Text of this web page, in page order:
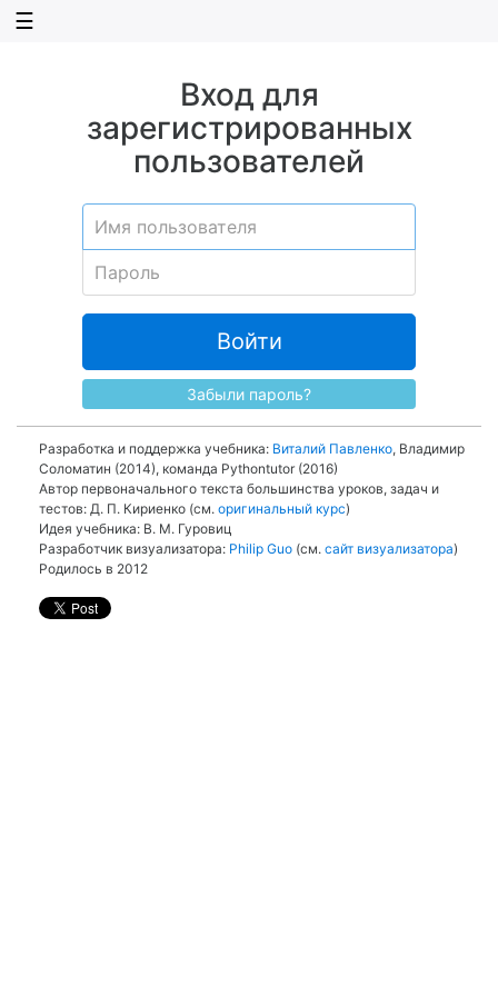
☰
Вход для
зарегистрированных
пользователей
Войти
Забыли пароль?
Разработка и поддержка учебника: Виталий Павленко, Владимир
Соломатин (2014), команда Pythontutor (2016)
Автор первоначального текста большинства уроков, задач и
тестов: Д. П. Кириенко (см. оригинальный курс)
Идея учебника: В. М. Гуровиц
Разработчик визуализатора: Philip Guo (см. сайт визуализатора)
Родилось в 2012